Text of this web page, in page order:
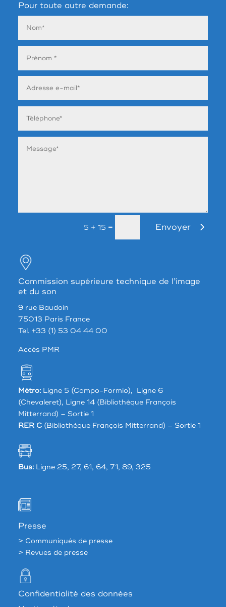
Pour toute autre demande:
5 + 15 = Envoyer
Commission supérieure technique de l’image
et du son
9 rue Baudoin
75013 Paris France
Tel. +33 (1) 53 04 44 00
Accés PMR
Métro:Ligne 5 (Campo-Formio), Ligne 6
(Chevaleret), Ligne 14 (Bibliothèque François
Mitterrand) – Sortie 1
RER C(Bibliothèque François Mitterrand) – Sortie 1
Bus:Ligne 25, 27, 61, 64, 71, 89, 325
Presse
> Communiqués de presse
> Revues de presse
Confidentialité des données